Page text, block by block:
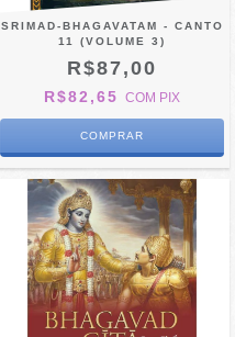
SRIMAD-BHAGAVATAM - CANTO
11 (VOLUME 3)
R$87,00
R$82,65 COM PIX